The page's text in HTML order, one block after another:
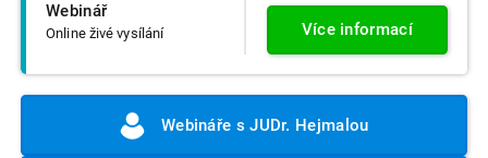
Webinář
Online živé vysílání Více informací
Webináře s JUDr. Hejmalou